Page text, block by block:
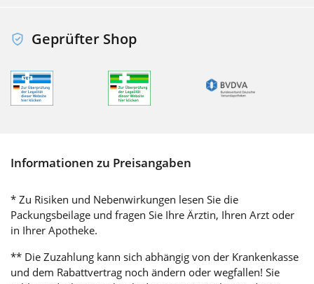
Geprüfter Shop
Informationen zu Preisangaben
* Zu Risiken und Nebenwirkungen lesen Sie die
Packungsbeilage und fragen Sie Ihre Ärztin, Ihren Arzt oder
in Ihrer Apotheke.
** Die Zuzahlung kann sich abhängig von der Krankenkasse
und dem Rabattvertrag noch ändern oder wegfallen! Sie